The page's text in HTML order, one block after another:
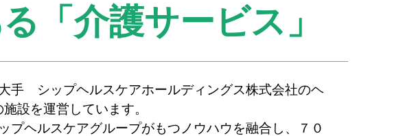
「介護サービス」
手 シップヘルスケアホールディングス株式会社のヘ
設を運営しています。
ヘルスケアグループがもつノウハウを融合し、７０